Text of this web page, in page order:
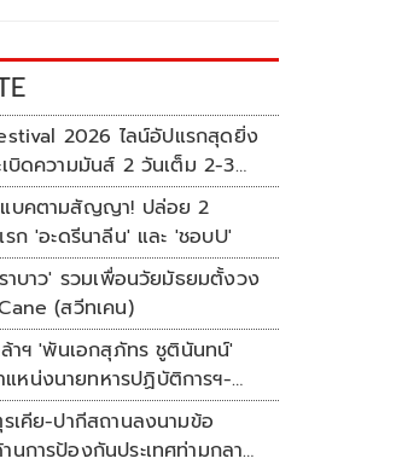
2026 ไลน์อัปแรกสุดยิ่ง
บิดความมันส์ 2 วันเต็ม 2-3
บคตามสัญญา! ปล่อย 2
รก 'อะดรีนาลีน' และ 'ชอบU'
าบาว' รวมเพื่อนวัยมัธยมตั้งวง
(สวีทเคน)
ล้าฯ 'พันเอกสุภัทร ชูตินันทน์'
แหน่งนายทหารปฏิบัติการฯ-
ทานยศ 'พลตรี'
เคีย-ปากีสถานลงนามข้อ
นการป้องกันประเทศท่ามกลาง